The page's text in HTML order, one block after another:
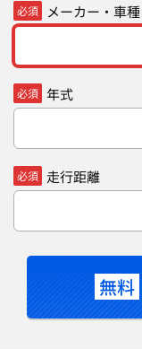
必須 メーカー・車種
必須 年式
必須 走行距離
無料